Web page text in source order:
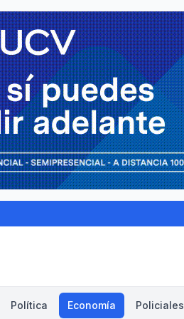
Política Economía Policiales